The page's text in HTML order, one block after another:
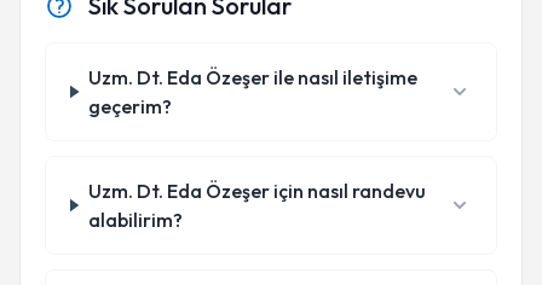
Uzm. Dt. Eda Özeşer ile nasıl iletişime
geçerim?
Uzm. Dt. Eda Özeşer için nasıl randevu
alabilirim?